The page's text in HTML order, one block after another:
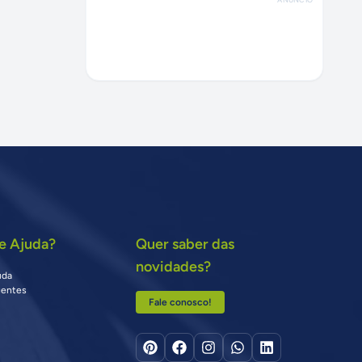
Ajuda?
Quer saber das
novidades?
Fale conosco!